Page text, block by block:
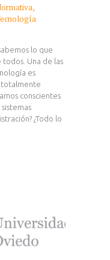
,
lo que
Una de las
es
totalmente
conscientes
¿Todo lo